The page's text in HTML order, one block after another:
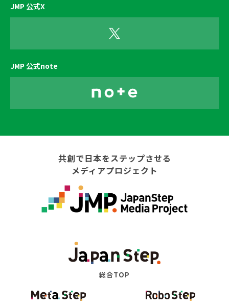
JMP 公式X
JMP 公式note
共創で日本をステップさせる
メディアプロジェクト
総合TOP